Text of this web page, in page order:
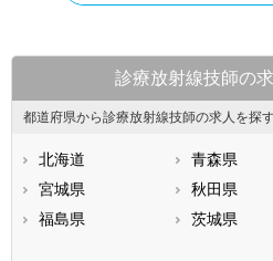
診療放射線技師の
都道府県から診療放射線技師の求人を探
北海道 青森県
宮城県
秋田県
福島県
茨城県